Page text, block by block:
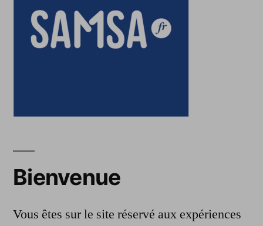
Bienvenue
Vous êtes sur le site réservé aux expériences